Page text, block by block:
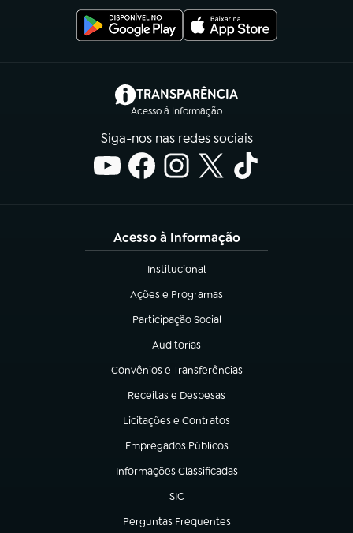
TRANSPARÊNCIA
Acesso à Informação
(abre em nova aba)
Siga-nos nas redes sociais
Acesso à Informação
Institucional
(abre em nova aba)
Ações e Programas
(abre em nova aba)
Participação Social
(abre em nova aba)
Auditorias
(abre em nova aba)
Convênios e Transferências
(abre em nova aba)
Receitas e Despesas
(abre em nova aba)
Licitações e Contratos
(abre em nova aba)
Empregados Públicos
(abre em nova aba)
Informações Classificadas
(abre em nova aba)
SIC
(abre em nova aba)
Perguntas Frequentes
(abre em nova aba)